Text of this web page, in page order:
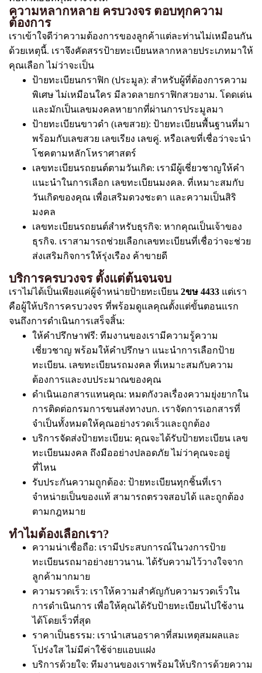
ความหลากหลาย ครบวงจร ตอบทุกความ
ต้องการ
เราเข้าใจดีว่าความต้องการของลูกค้าแต่ละท่านไม่เหมือนกัน
ด้วยเหตุนี้. เราจึงคัดสรรป้ายทะเบียนหลากหลายประเภทมาให้
คุณเลือก ไม่ว่าจะเป็น
ป้ายทะเบียนกราฟิก (ประมูล): สำหรับผู้ที่ต้องการความ
พิเศษ ไม่เหมือนใคร มีลวดลายกราฟิกสวยงาม. โดดเด่น
และมักเป็นเลขมงคลหายากที่ผ่านการประมูลมา
ป้ายทะเบียนขาวดำ (เลขสวย): ป้ายทะเบียนพื้นฐานที่มา
พร้อมกับเลขสวย เลขเรียง เลขคู่. หรือเลขที่เชื่อว่าจะนำ
โชคตามหลักโหราศาสตร์
เลขทะเบียนรถยนต์ตามวันเกิด: เรามีผู้เชี่ยวชาญให้คำ
แนะนำในการเลือก เลขทะเบียนมงคล. ที่เหมาะสมกับ
วันเกิดของคุณ เพื่อเสริมดวงชะตา และความเป็นสิริ
มงคล
เลขทะเบียนรถยนต์สำหรับธุรกิจ: หากคุณเป็นเจ้าของ
ธุรกิจ. เราสามารถช่วยเลือกเลขทะเบียนที่เชื่อว่าจะช่วย
ส่งเสริมกิจการให้รุ่งเรือง ค้าขายดี
บริการครบวงจร ตั้งแต่ต้นจนจบ
เราไม่ได้เป็นเพียงแค่ผู้จำหน่ายป้ายทะเบียน 2ขษ 4433 แต่เรา
คือผู้ให้บริการครบวงจร ที่พร้อมดูแลคุณตั้งแต่ขั้นตอนแรก
จนถึงการดำเนินการเสร็จสิ้น:
ให้คำปรึกษาฟรี: ทีมงานของเรามีความรู้ความ
เชี่ยวชาญ พร้อมให้คำปรึกษา แนะนำการเลือกป้าย
ทะเบียน. เลขทะเบียนรถมงคล ที่เหมาะสมกับความ
ต้องการและงบประมาณของคุณ
ดำเนินเอกสารแทนคุณ: หมดกังวลเรื่องความยุ่งยากใน
การติดต่อกรมการขนส่งทางบก. เราจัดการเอกสารที่
จำเป็นทั้งหมดให้คุณอย่างรวดเร็วและถูกต้อง
บริการจัดส่งป้ายทะเบียน: คุณจะได้รับป้ายทะเบียน เลข
ทะเบียนมงคล ถึงมืออย่างปลอดภัย ไม่ว่าคุณจะอยู่
ที่ไหน
รับประกันความถูกต้อง: ป้ายทะเบียนทุกชิ้นที่เรา
จำหน่ายเป็นของแท้ สามารถตรวจสอบได้ และถูกต้อง
ตามกฎหมาย
ทำไมต้องเลือกเรา?
ความน่าเชื่อถือ: เรามีประสบการณ์ในวงการป้าย
ทะเบียนรถมาอย่างยาวนาน. ได้รับความไว้วางใจจาก
ลูกค้ามากมาย
ความรวดเร็ว: เราให้ความสำคัญกับความรวดเร็วใน
การดำเนินการ เพื่อให้คุณได้รับป้ายทะเบียนไปใช้งาน
ได้โดยเร็วที่สุด
ราคาเป็นธรรม: เรานำเสนอราคาที่สมเหตุสมผลและ
โปร่งใส ไม่มีค่าใช้จ่ายแอบแฝง
บริการด้วยใจ: ทีมงานของเราพร้อมให้บริการด้วยความ